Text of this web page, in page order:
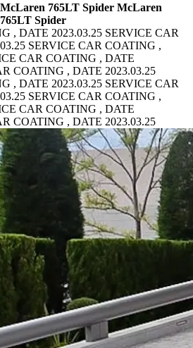
765LT Spider McLaren
Spider
, DATE 2023.03.25 SERVICE CAR
SERVICE CAR COATING ,
CAR COATING , DATE
COATING , DATE 2023.03.25
, DATE 2023.03.25 SERVICE CAR
SERVICE CAR COATING ,
CAR COATING , DATE
COATING , DATE 2023.03.25